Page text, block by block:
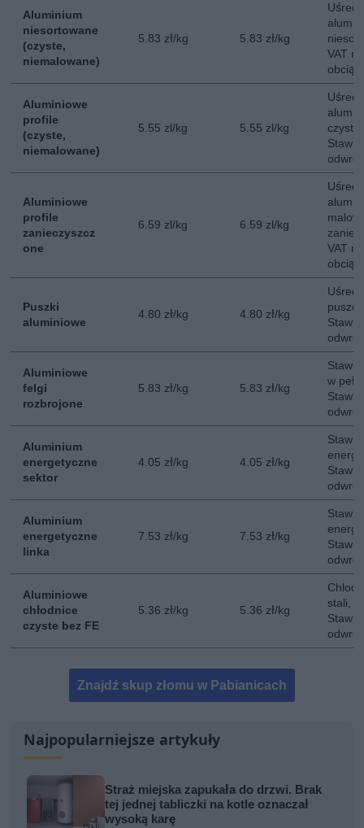
Aluminium
niesortowane
(czyste,
niemalowane)
5.83 zł/kg 5.83 zł/kg
VAT
Aluminiowe
profile
(czyste,
niemalowane)
5.55 zl/kg 5.55 zl/kg
Aluminiowe
profile
zanieczyszcz
one
6.59 zl/kg 6.59 zl/kg
VAT
Puszki
aluminiowe
4.80 zł/kg 4.80 zł/kg
Aluminiowe
felgi
rozbrojone
5.83 zł/kg 5.83 zł/kg
w
Aluminium
energetyczne
sektor
4.05 zł/kg 4.05 zł/kg
Aluminium
energetyczne
linka
7.53 zł/kg 7.53 zł/kg
Aluminiowe
chłodnice
czyste bez FE
5.36 zł/kg 5.36 zł/kg
stali,
Znajdź skup złomu w Pabianicach
Najpopularniejsze artykuły
Straż miejska zapukała do drzwi. Brak
tej jednej tabliczki na kotle oznaczał
wysoką karę